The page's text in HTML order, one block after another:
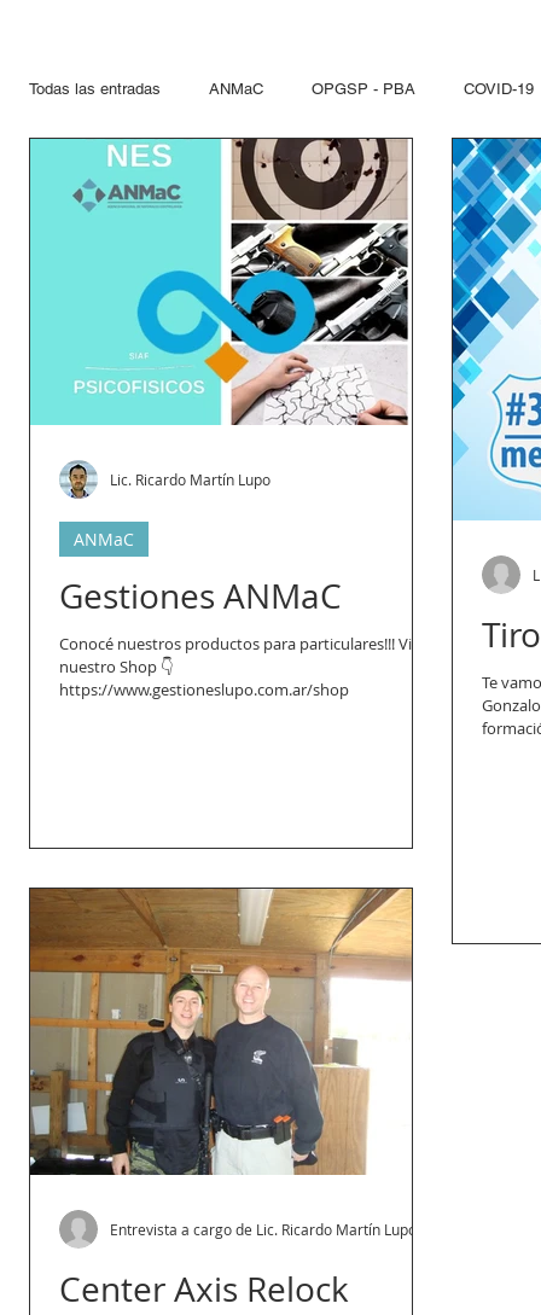
Todas las entradas ANMaC OPGSP - PBA COVID-19
Explosivos Mandatarios Seguridad Privada
Otras Jurisdicciones Artificios Pirotécnicos
Paseo del Bajo Hidrocarcuros Hidrocarburos
Propelentes Gestiones lupo
Gestiones ANMaC
Conocé nuestros productos para particulares!!! Visitá
nuestro Shop 👇
https://www.gestioneslupo.com.ar/shop
ANMaC
Lic. Ricardo Martín Lupo
Te
Center Axis Relock
Entrevista a cargo de Lic. Ricardo Martín Lupo